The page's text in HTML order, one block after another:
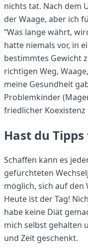
nichts tat. Nach dem
der Waage, aber ich
“Was lange währt,
hatte niemals vor, in
bestimmtes Gewicht
richtigen Weg,
meine Gesundheit
Problemkinder
friedlicher Koexistenz
Hast du
Schaffen kann es
gefürchteten
möglich, sich auf den
Heute ist der Tag!
habe keine Diät
mich selbst gehalten
und Zeit geschenkt.